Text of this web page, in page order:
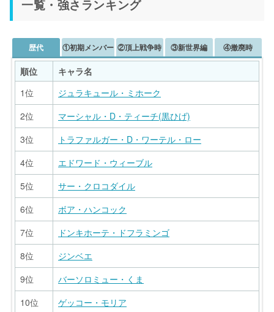
一覧・強さランキング
歴代
順位
キャラ名
1位
ジュラキュール・ミホーク
2位
マーシャル・D・ティーチ(黒ひげ)
3位
トラファルガー・D・ワーテル・ロー
4位
エドワード・ウィーブル
5位
サー・クロコダイル
6位
ボア・ハンコック
7位
ドンキホーテ・ドフラミンゴ
8位
ジンベエ
9位
バーソロミュー・くま
10位
ゲッコー・モリア
①初期メンバー ②頂上戦争時 ③新世界編 ④撤廃時